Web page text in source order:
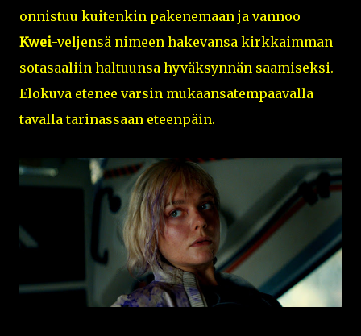
onnistuu kuitenkin pakenemaan ja vannoo
Kwei-veljensä nimeen hakevansa kirkkaimman
sotasaaliin haltuunsa hyväksynnän saamiseksi.
Elokuva etenee varsin mukaansatempaavalla
tavalla tarinassaan eteenpäin.